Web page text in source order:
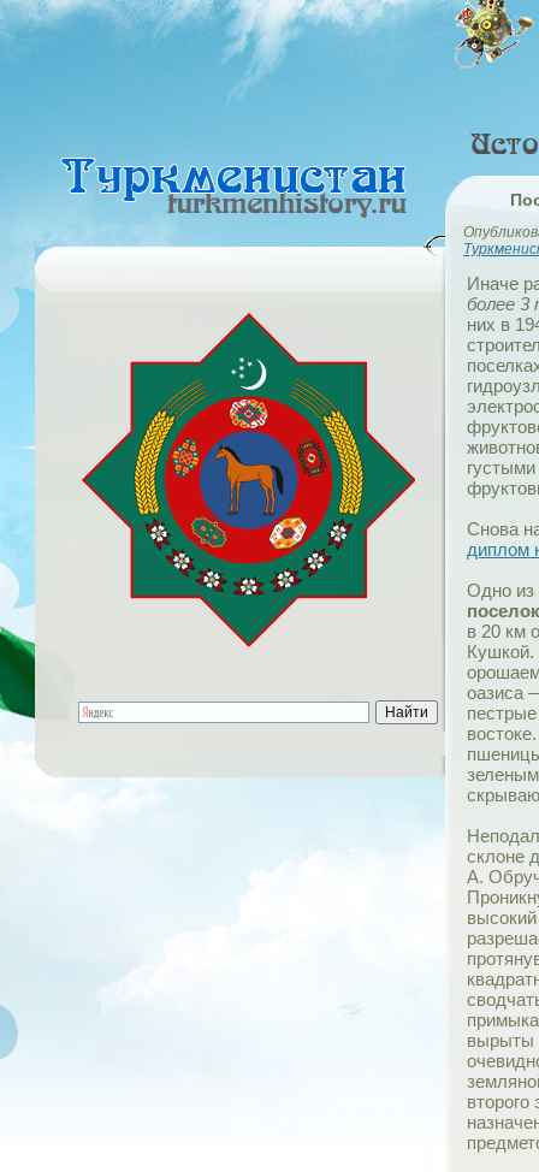
Иначе
более
них в
Снова
диплом
Одно из
в 20 км
Кушкой.
оазиса
склоне
А.
вырыты